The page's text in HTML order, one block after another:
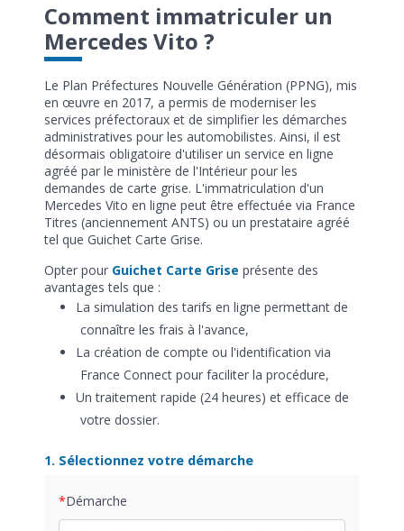
Comment immatriculer un
Mercedes Vito ?
Le Plan Préfectures Nouvelle Génération (PPNG), mis
en œuvre en 2017, a permis de moderniser les
services préfectoraux et de simplifier les démarches
administratives pour les automobilistes. Ainsi, il est
désormais obligatoire d'utiliser un service en ligne
agréé par le ministère de l'Intérieur pour les
demandes de carte grise. L'immatriculation d'un
Mercedes Vito en ligne peut être effectuée via France
Titres (anciennement ANTS) ou un prestataire agréé
tel que Guichet Carte Grise.
Opter pour Guichet Carte Grise présente des
avantages tels que :
La simulation des tarifs en ligne permettant de
connaître les frais à l'avance,
La création de compte ou l'identification via
France Connect pour faciliter la procédure,
Un traitement rapide (24 heures) et efficace de
votre dossier.
1. Sélectionnez votre démarche
Démarche